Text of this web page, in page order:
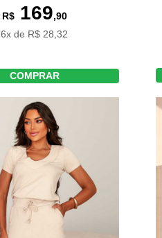
R$169,90
6x de R$ 28,32
COMPRAR